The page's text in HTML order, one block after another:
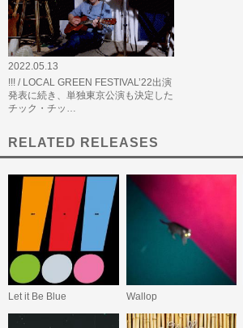
2022.05.13
!!! / LOCAL GREEN FESTIVAL’22出演
発表に続き、単独東京公演も決定した
チック・チッ…
RELATED RELEASES
Let it Be Blue Wallop